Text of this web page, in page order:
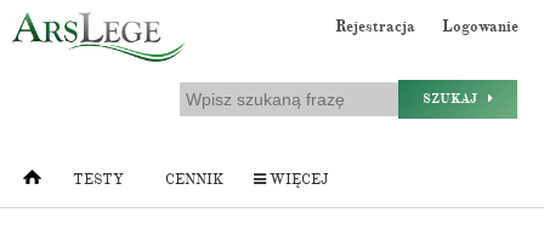
Rejestracja Logowanie
SZUKAJ
TESTY CENNIK WIĘCEJ